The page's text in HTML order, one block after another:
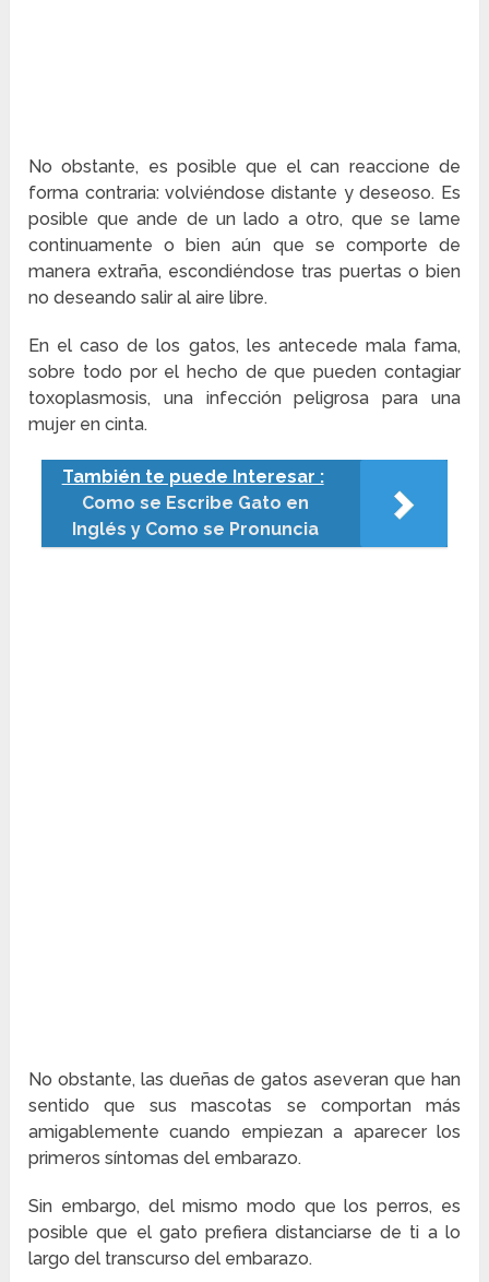
No obstante, es posible que el can reaccione de
forma contraria: volviéndose distante y deseoso. Es
posible que ande de un lado a otro, que se lame
continuamente o bien aún que se comporte de
manera extraña, escondiéndose tras puertas o bien
no deseando salir al aire libre.
En el caso de los gatos, les antecede mala fama,
sobre todo por el hecho de que pueden contagiar
toxoplasmosis, una infección peligrosa para una
mujer en cinta.
También te puede Interesar :
Como se Escribe Gato en
Inglés y Como se Pronuncia
No obstante, las dueñas de gatos aseveran que han
sentido que sus mascotas se comportan más
amigablemente cuando empiezan a aparecer los
primeros síntomas del embarazo.
Sin embargo, del mismo modo que los perros, es
posible que el gato prefiera distanciarse de ti a lo
largo del transcurso del embarazo.